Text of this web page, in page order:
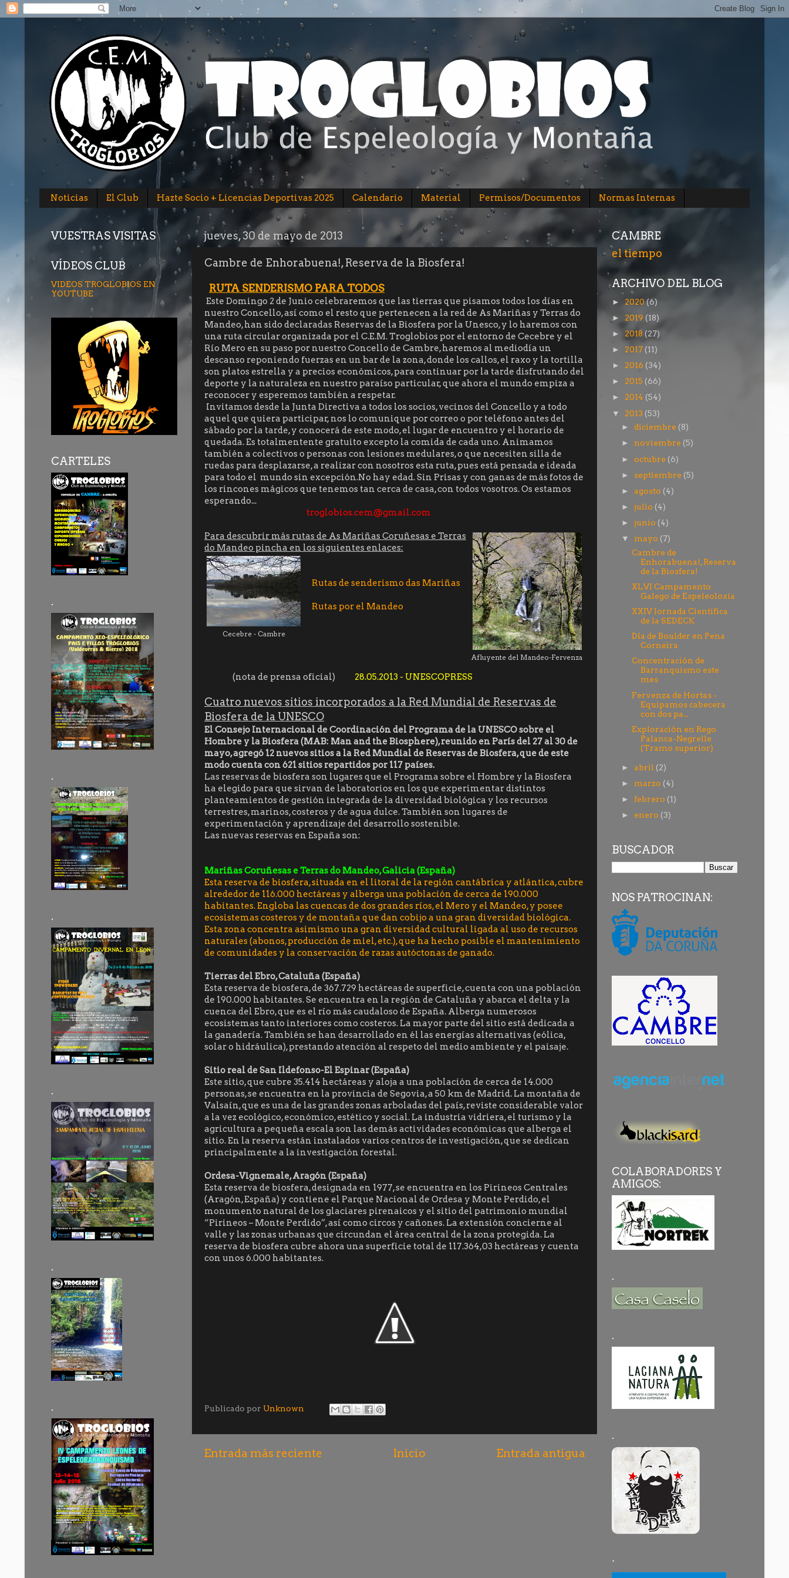
Noticias El Club Hazte Socio + Licencias Deportivas 2025 Calendario Material Permisos/Documentos Normas Internas
jueves, 30 de mayo de 2013
Cambre de Enhorabuena!, Reserva de la Biosfera!
RUTA SENDERISMO PARA TODOS
Este Domingo 2 de Junio celebraremos que las tierras que pisamos todos los días en
nuestro Concello, así como el resto que pertenecen a la red de As Mariñas y Terras do
Mandeo, han sido declaradas Reservas de la Biosfera por la Unesco, y lo haremos con
una ruta circular organizada por el C.E.M. Troglobios por el entorno de Cecebre y el
Río Mero en su paso por nuestro Concello de Cambre, haremos al mediodía un
descanso reponiendo fuerzas en un bar de la zona, donde los callos, el raxo y la tortilla
son platos estrella y a precios económicos, para continuar por la tarde disfrutando del
deporte y la naturaleza en nuestro paraíso particular, que ahora el mundo empiza a
reconocer y esperemos también a respetar.
Invitamos desde la Junta Directiva a todos los socios, vecinos del Concello y a todo
aquel que quiera participar, nos lo comunique por correo o por teléfono antes del
sábado por la tarde, y conocerá de este modo, el lugar de encuentro y el horario de
quedada. Es totalmentente gratuito excepto la comida de cada uno. Animamos
también a colectivos o personas con lesiones medulares, o que necesiten silla de
ruedas para desplazarse, a realizar con nosotros esta ruta, pues está pensada e ideada
para todo el mundo sin excepción.No hay edad. Sin Prisas y con ganas de más fotos de
los rincones mágicos que tenemos tan cerca de casa, con todos vosotros. Os estamos
esperando...
troglobios.cem@gmail.com
Afluyente del Mandeo-Fervenza
Para descubrir más rutas de As Mariñas Coruñesas e Terras
do Mandeo pincha en los siguientes enlaces:
Cecebre - Cambre
Rutas de senderismo das Mariñas
Rutas por el Mandeo
(nota de prensa oficial) 28.05.2013 - UNESCOPRESS
Cuatro nuevos sitios incorporados a la Red Mundial de Reservas de
Biosfera de la UNESCO
El Consejo Internacional de Coordinación del Programa de la UNESCO sobre el
Hombre y la Biosfera (MAB: Man and the Biosphere), reunido en París del 27 al 30 de
mayo, agregó 12 nuevos sitios a la Red Mundial de Reservas de Biosfera, que de este
modo cuenta con 621 sitios repartidos por 117 países.
Las reservas de biosfera son lugares que el Programa sobre el Hombre y la Biosfera
ha elegido para que sirvan de laboratorios en los que experimentar distintos
planteamientos de gestión integrada de la diversidad biológica y los recursos
terrestres, marinos, costeros y de agua dulce. También son lugares de
experimentación y aprendizaje del desarrollo sostenible.
Las nuevas reservas en España son:
Mariñas Coruñesas e Terras do Mandeo, Galicia (España)
Esta reserva de biosfera, situada en el litoral de la región cantábrica y atlántica, cubre
alrededor de 116.000 hectáreas y alberga una población de cerca de 190.000
habitantes. Engloba las cuencas de dos grandes ríos, el Mero y el Mandeo, y posee
ecosistemas costeros y de montaña que dan cobijo a una gran diversidad biológica.
Esta zona concentra asimismo una gran diversidad cultural ligada al uso de recursos
naturales (abonos, producción de miel, etc.), que ha hecho posible el mantenimiento
de comunidades y la conservación de razas autóctonas de ganado.
Tierras del Ebro, Cataluña (España)
Esta reserva de biosfera, de 367.729 hectáreas de superficie, cuenta con una población
de 190.000 habitantes. Se encuentra en la región de Cataluña y abarca el delta y la
cuenca del Ebro, que es el río más caudaloso de España. Alberga numerosos
ecosistemas tanto interiores como costeros. La mayor parte del sitio está dedicada a
la ganadería. También se han desarrollado en él las energías alternativas (eólica,
solar o hidráulica), prestando atención al respeto del medio ambiente y el paisaje.
Sitio real de San Ildefonso-El Espinar (España)
Este sitio, que cubre 35.414 hectáreas y aloja a una población de cerca de 14.000
personas, se encuentra en la provincia de Segovia, a 50 km de Madrid. La montaña de
Valsaín, que es una de las grandes zonas arboladas del país, reviste considerable valor
a la vez ecológico, económico, estético y social. La industria vidriera, el turismo y la
agricultura a pequeña escala son las demás actividades económicas que alberga el
sitio. En la reserva están instalados varios centros de investigación, que se dedican
principalmente a la investigación forestal.
Ordesa-Vignemale, Aragón (España)
Esta reserva de biosfera, designada en 1977, se encuentra en los Pirineos Centrales
(Aragón, España) y contiene el Parque Nacional de Ordesa y Monte Perdido, el
monumento natural de los glaciares pirenaicos y el sitio del patrimonio mundial
“Pirineos – Monte Perdido”, así como circos y cañones. La extensión concierne al
valle y las zonas urbanas que circundan el área central de la zona protegida. La
reserva de biosfera cubre ahora una superficie total de 117.364,03 hectáreas y cuenta
con unos 6.000 habitantes.
Publicado por Unknown
Entrada más reciente Entrada antigua
Inicio
VUESTRAS VISITAS
VÍDEOS CLUB
VIDEOS TROGLOBIOS EN
YOUTUBE
CARTELES
.
.
.
.
.
.
CAMBRE
el tiempo
ARCHIVO DEL BLOG
► 2020(6)
► 2019 (18)
► 2018 (27)
► 2017 (11)
► 2016 (34)
► 2015 (66)
► 2014 (54)
▼ 2013 (53)
►diciembre (8)
► noviembre (5)
►octubre (6)
► septiembre (5)
► agosto (4)
►julio (4)
►junio (4)
▼ mayo (7)
Cambre de
Enhorabuena!, Reserva
de la Biosfera!
XLVI Campamento
Galego de Espeleoloxía
XXIV Jornada Científica
de la SEDECK
Día de Boulder en Pena
Corneira
Concentración de
Barranquismo este
mes
Fervenza de Hortas -
Equipamos cabecera
con dos pa...
Exploración en Rego
Palanca-Negrelle
(Tramo superior)
► abril (2)
► marzo (4)
► febrero (1)
► enero (3)
BUSCADOR
NOS PATROCINAN:
COLABORADORES Y
AMIGOS:
.
.
.
·